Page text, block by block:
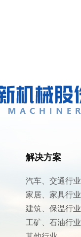
解决方案
汽车、交通行业
家居、家具行业
建筑、保温行业
工矿、石油行业